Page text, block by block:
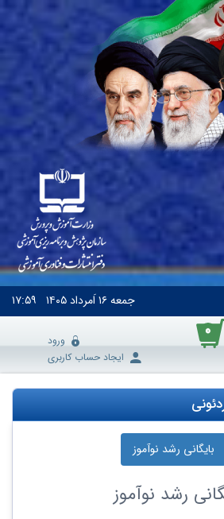
جمعه۱۶ اَمرداد ۱۴۰۵ ۱۷:۵۹
۰
ورود
ایجاد حساب کاربری
بایگانی رشد نوآموز
رشد نوآموز